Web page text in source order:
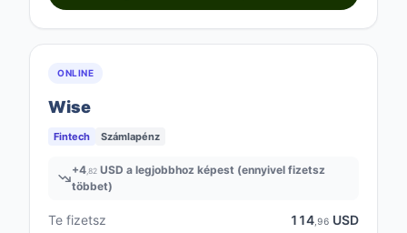
ONLINE
Wise
Fintech Számlapénz
+4 ,82 USD a legjobbhoz képest (ennyivel fizetsz
többet)
Te fizetsz 114 ,96 USD